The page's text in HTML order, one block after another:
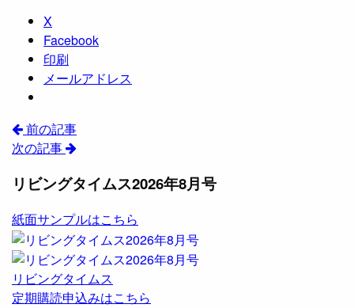
X
Facebook
印刷
メールアドレス
前の記事
次の記事
リビングタイムス2026年8月号
紙面サンプルはこちら
リビングタイムス
定期購読申込みはこちら